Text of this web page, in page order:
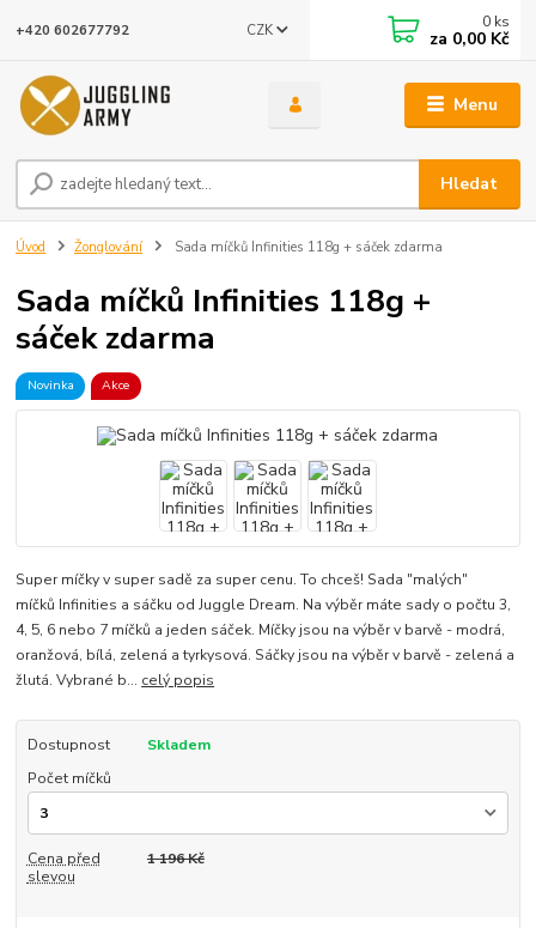
Menu
CZK
Hledat
+420 602677792 0 ks
za 0,00 Kč
Úvod Žonglování Sada míčků Infinities 118g + sáček zdarma
Sada míčků Infinities 118g +
sáček zdarma
Novinka Akce
Super míčky v super sadě za super cenu. To chceš! Sada "malých"
míčků Infinities a sáčku od Juggle Dream. Na výběr máte sady o počtu 3,
4, 5, 6 nebo 7 míčků a jeden sáček. Míčky jsou na výběr v barvě - modrá,
oranžová, bílá, zelená a tyrkysová. Sáčky jsou na výběr v barvě - zelená a
žlutá. Vybrané b... celý popis
Dostupnost
Skladem
Počet míčků
Cena před
slevou
1 196 Kč